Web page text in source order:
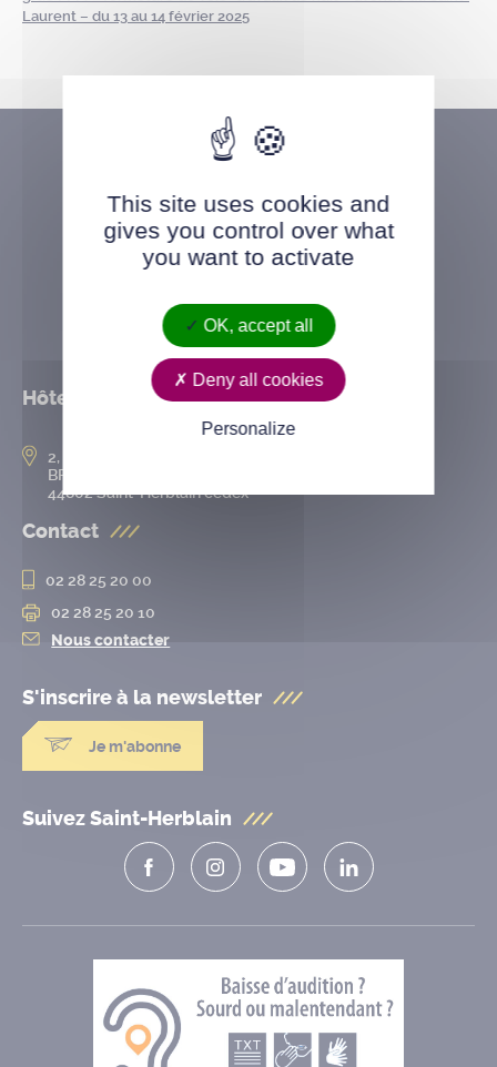
Laurent – du 13 au 14 février 2025
Hôtel de ville
2, rue de l’Hôtel-de-Ville
BP 50167
44802 Saint-Herblain cedex
Contact
02 28 25 20 00
02 28 25 20 10
Nous contacter
S'inscrire à la newsletter
Je m'abonne
Suivez Saint-Herblain
This site uses cookies and
gives you control over what
you want to activate
OK, accept all
Deny all cookies
Personalize